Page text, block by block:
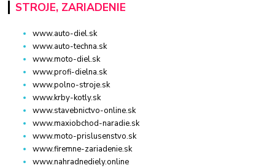
STROJE, ZARIADENIE
www.auto-diel.sk
www.auto-techna.sk
www.moto-diel.sk
www.profi-dielna.sk
www.polno-stroje.sk
www.krby-kotly.sk
www.stavebnictvo-online.sk
www.maxiobchod-naradie.sk
www.moto-prislusenstvo.sk
www.firemne-zariadenie.sk
www.nahradnediely.online